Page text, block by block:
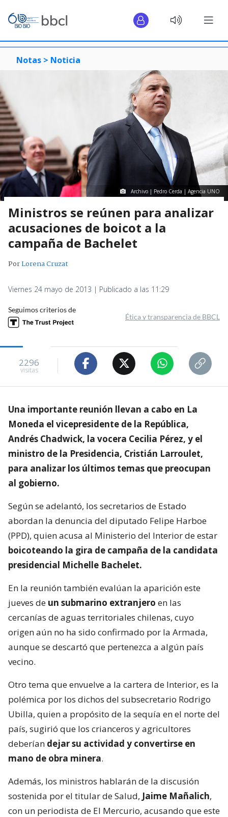
Notas > Noticia
Archivo | Pedro Cerda | Agencia UNO
Ministros se reúnen para analizar
acusaciones de boicot a la
campaña de Bachelet
PorLorena Cruzat
Viernes 24 mayo de 2013 | Publicado a las 11:29
Seguimos criterios de
Ética y transparencia de BBCL
2296
visitas
Una importante reunión llevan a cabo en La
Moneda el vicepresidente de la República,
Andrés Chadwick, la vocera Cecilia Pérez, y el
ministro de la Presidencia, Cristián Larroulet,
para analizar los últimos temas que preocupan
al gobierno.
Según se adelantó, los secretarios de Estado
abordan la denuncia del diputado Felipe Harboe
(PPD), quien acusa al Ministerio del Interior de estar
boicoteando la gira de campaña de la candidata
presidencial Michelle Bachelet.
En la reunión también evalúan la aparición este
jueves de un submarino extranjero en las
cercanías de aguas territoriales chilenas, cuyo
origen aún no ha sido confirmado por la Armada,
aunque se descartó que pertenezca a algún país
vecino.
Otro tema que envuelve a la cartera de Interior, es la
polémica por los dichos del subsecretario Rodrigo
Ubilla, quien a propósito de la sequía en el norte del
país, sugirió que los crianceros y agricultores
deberían dejar su actividad y convertirse en
mano de obra minera.
Además, los ministros hablarán de la discusión
sostenida por el titular de Salud, Jaime Mañalich,
con un periodista de El Mercurio, acusando que este